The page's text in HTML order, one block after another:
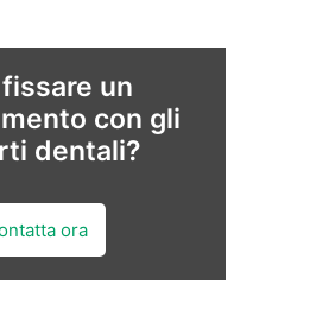
un
con gli
dentali?
ora